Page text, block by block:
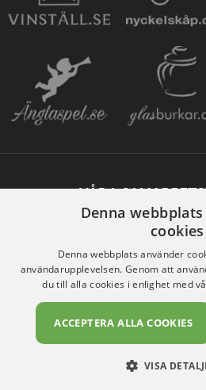
VÅRA
Denna
cookies
Denna webbplats använder
användarupplevelsen. Genom att
du till alla cookies i enlighet med
ACCEPTERA ALLA COOKIES
VISA